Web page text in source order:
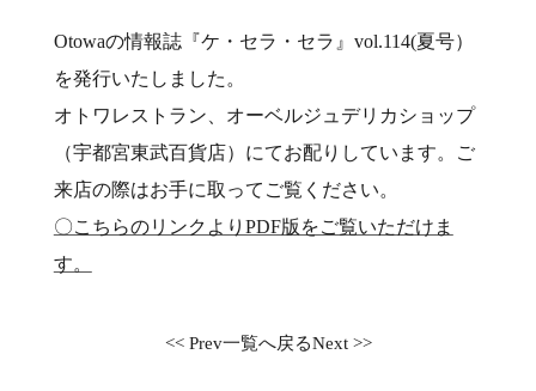
Otowaの情報誌『ケ・セラ・セラ』vol.114(夏号）
を発行いたしました。
オトワレストラン、オーベルジュデリカショップ
（宇都宮東武百貨店）にてお配りしています。ご
来店の際はお手に取ってご覧ください。
〇こちらのリンクよりPDF版をご覧いただけま
す。
<< Prev一覧へ戻るNext >>